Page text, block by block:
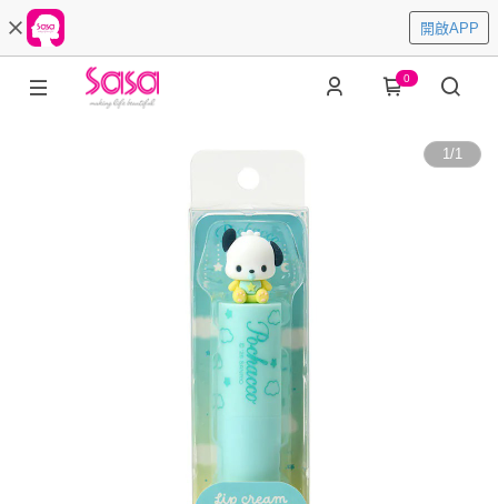
開啟APP
0
1/1